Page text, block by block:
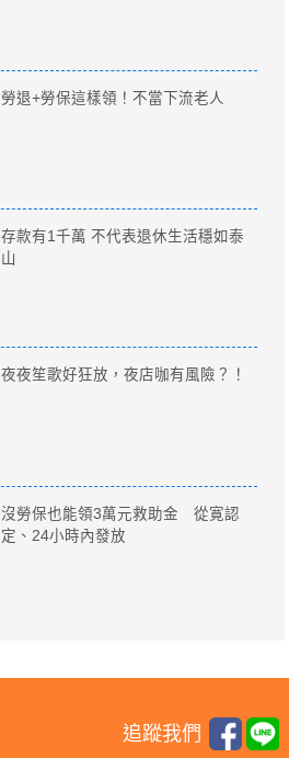
勞退+勞保這樣領！不當下流老人
存款有1千萬 不代表退休生活穩如泰
山
夜夜笙歌好狂放，夜店咖有風險？！
沒勞保也能領3萬元救助金 從寛認
定、24小時內發放
追蹤我們